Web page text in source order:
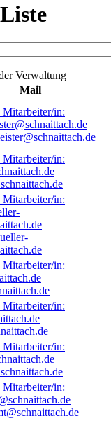
Verwaltung
Mail